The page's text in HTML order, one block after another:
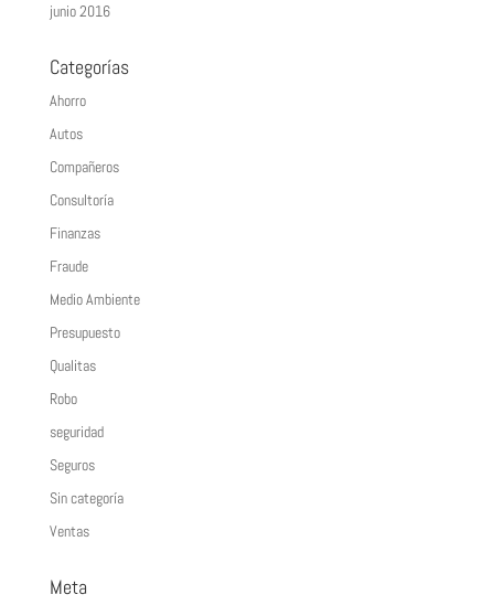
junio 2016
Categorías
Ahorro
Autos
Compañeros
Consultoría
Finanzas
Fraude
Medio Ambiente
Presupuesto
Qualitas
Robo
seguridad
Seguros
Sin categoría
Ventas
Meta